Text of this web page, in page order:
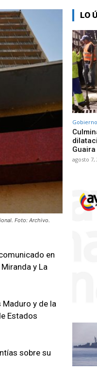
Foto: Archivo.
en
y La
y de la
Estados
sobre su
LO
Gobierno
Guaira
agosto 7,